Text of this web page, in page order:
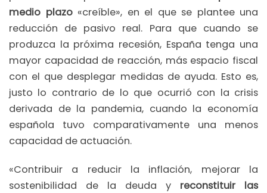
medio plazo«creíble», en el que se plantee una
reducción de pasivo real. Para que cuando se
produzca la próxima recesión, España tenga una
mayor capacidad de reacción, más espacio fiscal
con el que desplegar medidas de ayuda. Esto es,
justo lo contrario de lo que ocurrió con la crisis
derivada de la pandemia, cuando la economía
española tuvo comparativamente una menos
capacidad de actuación.
«Contribuir a reducir la inflación, mejorar la
sostenibilidad de la deuda y reconstituir las